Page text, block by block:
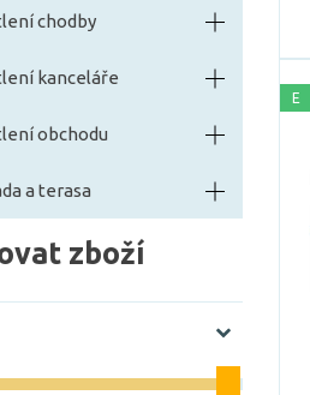
chodby
kanceláře
obchodu
a terasa
zboží
E